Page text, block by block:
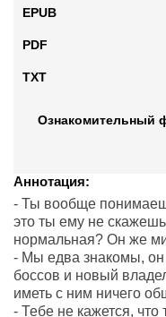
EPUB
PDF
TXT
Ознакомительный
Аннотация:
- Ты вообще
это ты ему не
нормальная? Он же
- Мы едва знакомы, он
боссов и новый
иметь с ним ничего
- Тебе не кажется, что